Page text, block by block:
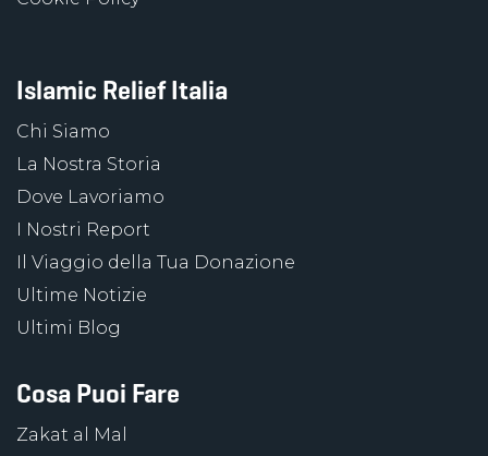
Islamic Relief Italia
Chi Siamo
La Nostra Storia
Dove Lavoriamo
I Nostri Report
Il Viaggio della Tua Donazione
Ultime Notizie
Ultimi Blog
Cosa Puoi Fare
Zakat al Mal